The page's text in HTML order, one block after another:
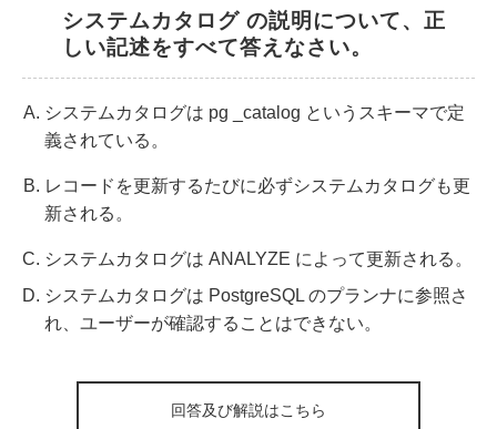
システムカタログ の説明について、正
しい記述をすべて答えなさい。
システムカタログは pg _catalog というスキーマで定
義されている。
レコードを更新するたびに必ずシステムカタログも更
新される。
システムカタログは ANALYZE によって更新される。
システムカタログは PostgreSQL のプランナに参照さ
れ、ユーザーが確認することはできない。
回答及び解説はこちら